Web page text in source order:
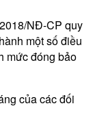
NĐ-CP quy
một số điều
mức đóng bảo
của các đối